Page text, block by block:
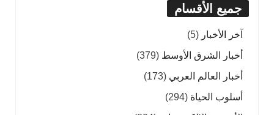
جميع الأقسام
آخر الأخبار (5)
أخبار الشرق الأوسط (379)
أخبار العالم العربي (173)
أسلوب الحياة (294)